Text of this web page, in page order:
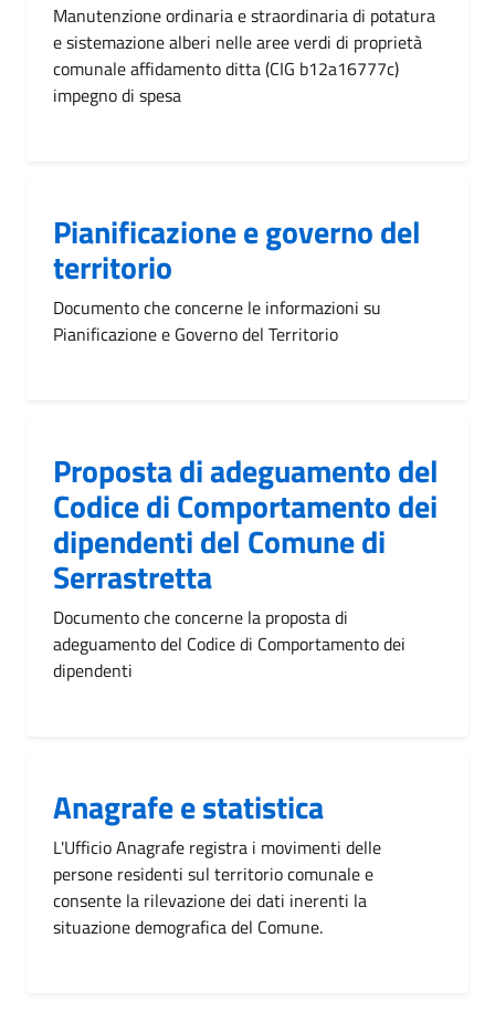
Manutenzione ordinaria e straordinaria di potatura
e sistemazione alberi nelle aree verdi di proprietà
comunale affidamento ditta (CIG b12a16777c)
impegno di spesa
Pianificazione e governo del
territorio
Documento che concerne le informazioni su
Pianificazione e Governo del Territorio
Proposta di adeguamento del
Codice di Comportamento dei
dipendenti del Comune di
Serrastretta
Documento che concerne la proposta di
adeguamento del Codice di Comportamento dei
dipendenti
Anagrafe e statistica
L'Ufficio Anagrafe registra i movimenti delle
persone residenti sul territorio comunale e
consente la rilevazione dei dati inerenti la
situazione demografica del Comune.